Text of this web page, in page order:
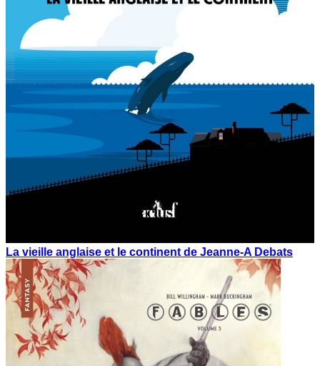
La vieille anglaise et le continent de Jeanne-A Debats